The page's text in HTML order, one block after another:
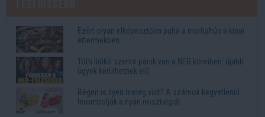
Ezért olyan elképesztően puha a marhahús a kínai
éttermekben
Tóth Ildikó szerint pánik van a NER köreiben: újabb
ügyek kerülhetnek elő
Régen is ilyen meleg volt? A számok kegyetlenül
lerombolják a nyári nosztalgiát